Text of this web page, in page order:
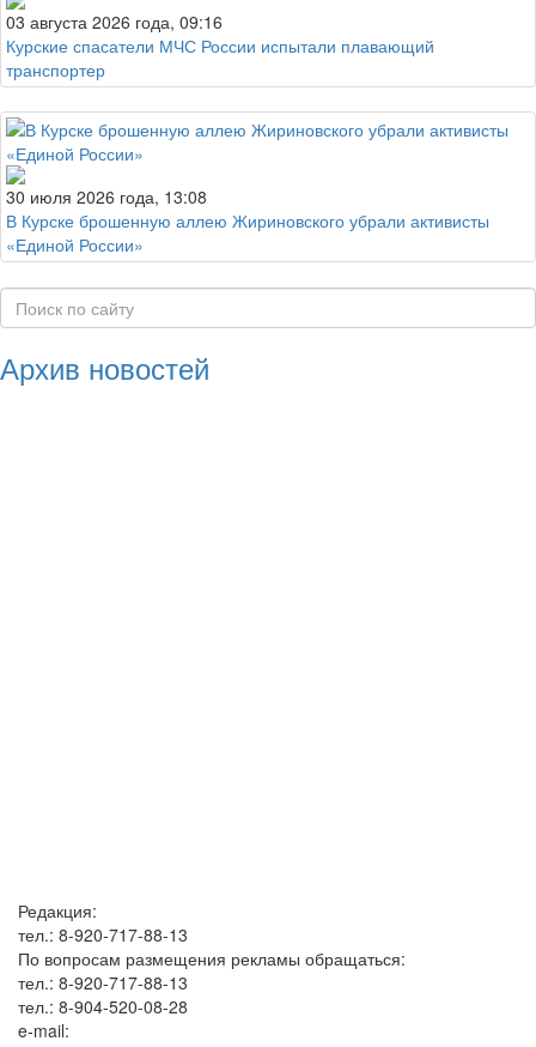
03 августа 2026 года, 09:16
Курские спасатели МЧС России испытали плавающий
транспортер
30 июля 2026 года, 13:08
В Курске брошенную аллею Жириновского убрали активисты
«Единой России»
Архив новостей
Редакция:
тел.: 8-920-717-88-13
По вопросам размещения рекламы обращаться:
тел.: 8-920-717-88-13
тел.: 8-904-520-08-28
e-mail: